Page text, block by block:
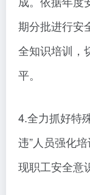
期分批进行安
全知识培训，
平。
4.全力抓好特
违”人员强化
现职工安全意